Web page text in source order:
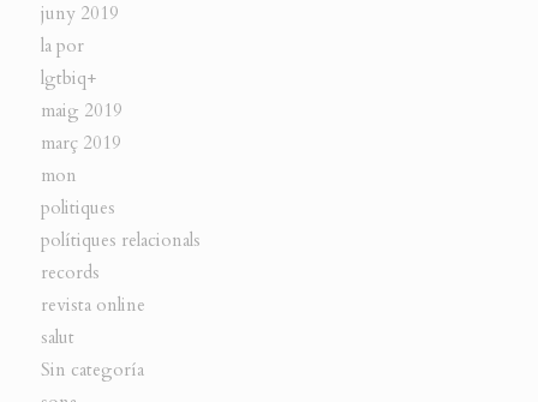
juny 2019
la por
lgtbiq+
maig 2019
març 2019
mon
politiques
polítiques relacionals
records
revista online
salut
Sin categoría